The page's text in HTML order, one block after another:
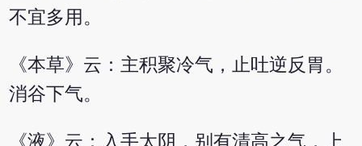
不宜多用。
《本草》云：主积聚冷气，止吐逆反胃。
消谷下气。
《液》云：入手太阴，别有清高之气，上